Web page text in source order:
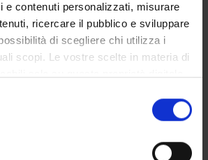
e contenuti personalizzati, misurare
ricercare il pubblico e sviluppare
di scegliere chi utilizza i
scopi. Le vostre scelte in materia di
il proprio consenso in qualsiasi
sui cookie o facendo clic
di governo